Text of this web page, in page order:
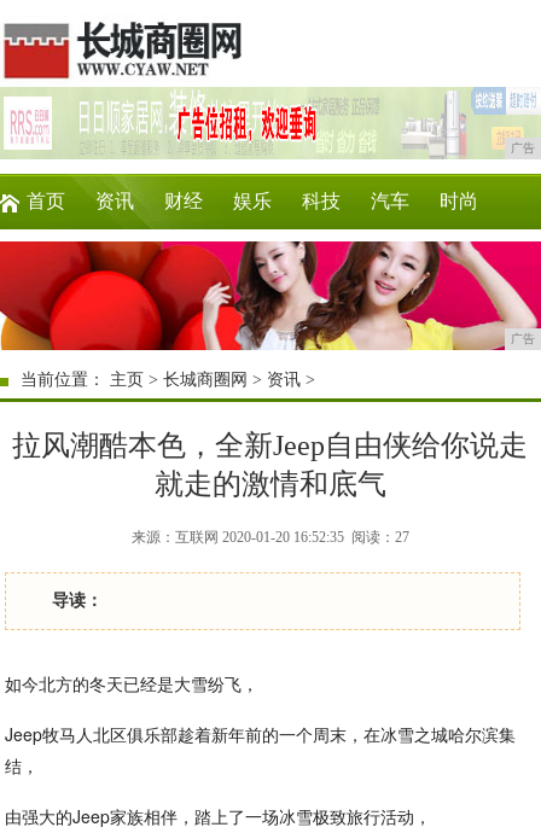
广告
首页 资讯 财经 娱乐 科技 汽车 时尚
游戏 美食 商讯 消费 购物
广告
当前位置： 主页 >长城商圈网 > 资讯 >
拉风潮酷本色，全新Jeep自由侠给你说走
就走的激情和底气
来源：互联网 2020-01-20 16:52:35 阅读：27
导读：
如今北方的冬天已经是大雪纷飞，
Jeep牧马人北区俱乐部趁着新年前的一个周末，在冰雪之城哈尔滨集
结，
由强大的Jeep家族相伴，踏上了一场冰雪极致旅行活动，